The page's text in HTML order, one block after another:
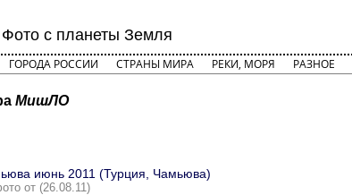
Фото с планеты Земля
ГОРОДА РОССИИ СТРАНЫ МИРА РЕКИ, МОРЯ РАЗНОЕ
МишЛО
июнь 2011 (Турция, Чамьюва)
от (26.08.11)